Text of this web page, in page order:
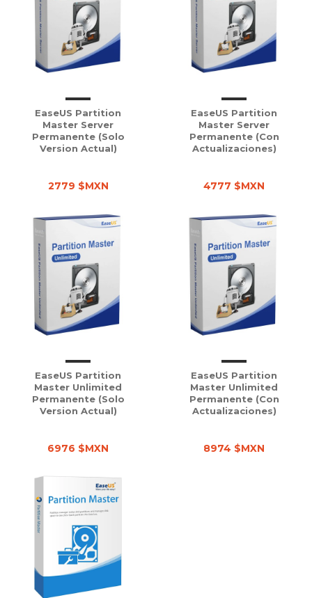
EaseUS Partition
Master Server
Permanente (solo
Version Actual)
2779 $MXN
EaseUS Partition
Master Server
Permanente (con
Actualizaciones)
4777 $MXN
EaseUS Partition
Master Unlimited
Permanente (solo
Version Actual)
6976 $MXN
EaseUS Partition
Master Unlimited
Permanente (con
Actualizaciones)
8974 $MXN